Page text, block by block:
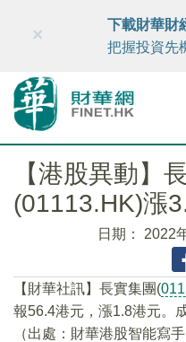
財華智庫網 FINTV
×
下載財華財
把握投資先
【港股異動】
(01113.HK)漲
日期： 2022
【財華社訊】長實集團(
報56.4港元，漲1.8港元。
（出處：財華港股智能寫手